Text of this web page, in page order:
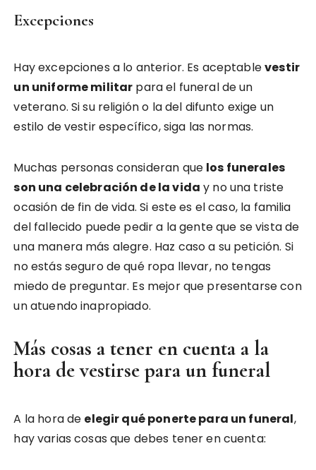
Excepciones
Hay excepciones a lo anterior. Es aceptablevestir
un uniforme militar para el funeral de un
veterano. Si su religión o la del difunto exige un
estilo de vestir específico, siga las normas.
Muchas personas consideran que los funerales
son una celebración de la vida y no una triste
ocasión de fin de vida. Si este es el caso, la familia
del fallecido puede pedir a la gente que se vista de
una manera más alegre. Haz caso a su petición. Si
no estás seguro de qué ropa llevar, no tengas
miedo de preguntar. Es mejor que presentarse con
un atuendo inapropiado.
Más cosas a tener en cuenta a la
hora de vestirse para un funeral
A la hora de elegir qué ponerte para un funeral,
hay varias cosas que debes tener en cuenta: